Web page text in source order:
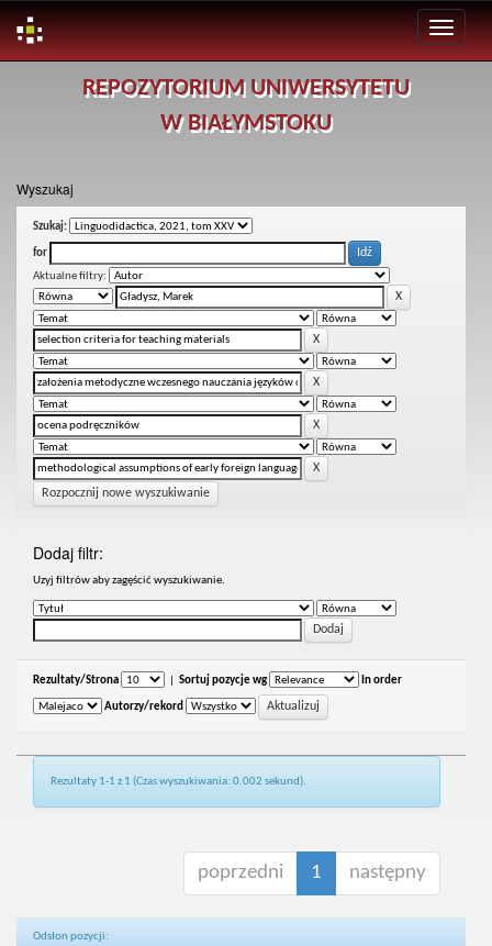
REPOZYTORIUM UNIWERSYTETU
W BIAŁYMSTOKU
Wyszukaj
Szukaj:
for
Aktualne filtry:
Rozpocznij nowe wyszukiwanie
Dodaj filtr:
Uzyj filtrów aby zagęścić wyszukiwanie.
Rezultaty/Strona Sortuj pozycje wg In order
Autorzy/rekord
Rezultaty 1-1 z 1 (Czas wyszukiwania: 0.002 sekund).
poprzedni 1 następny
Odsłon pozycji: